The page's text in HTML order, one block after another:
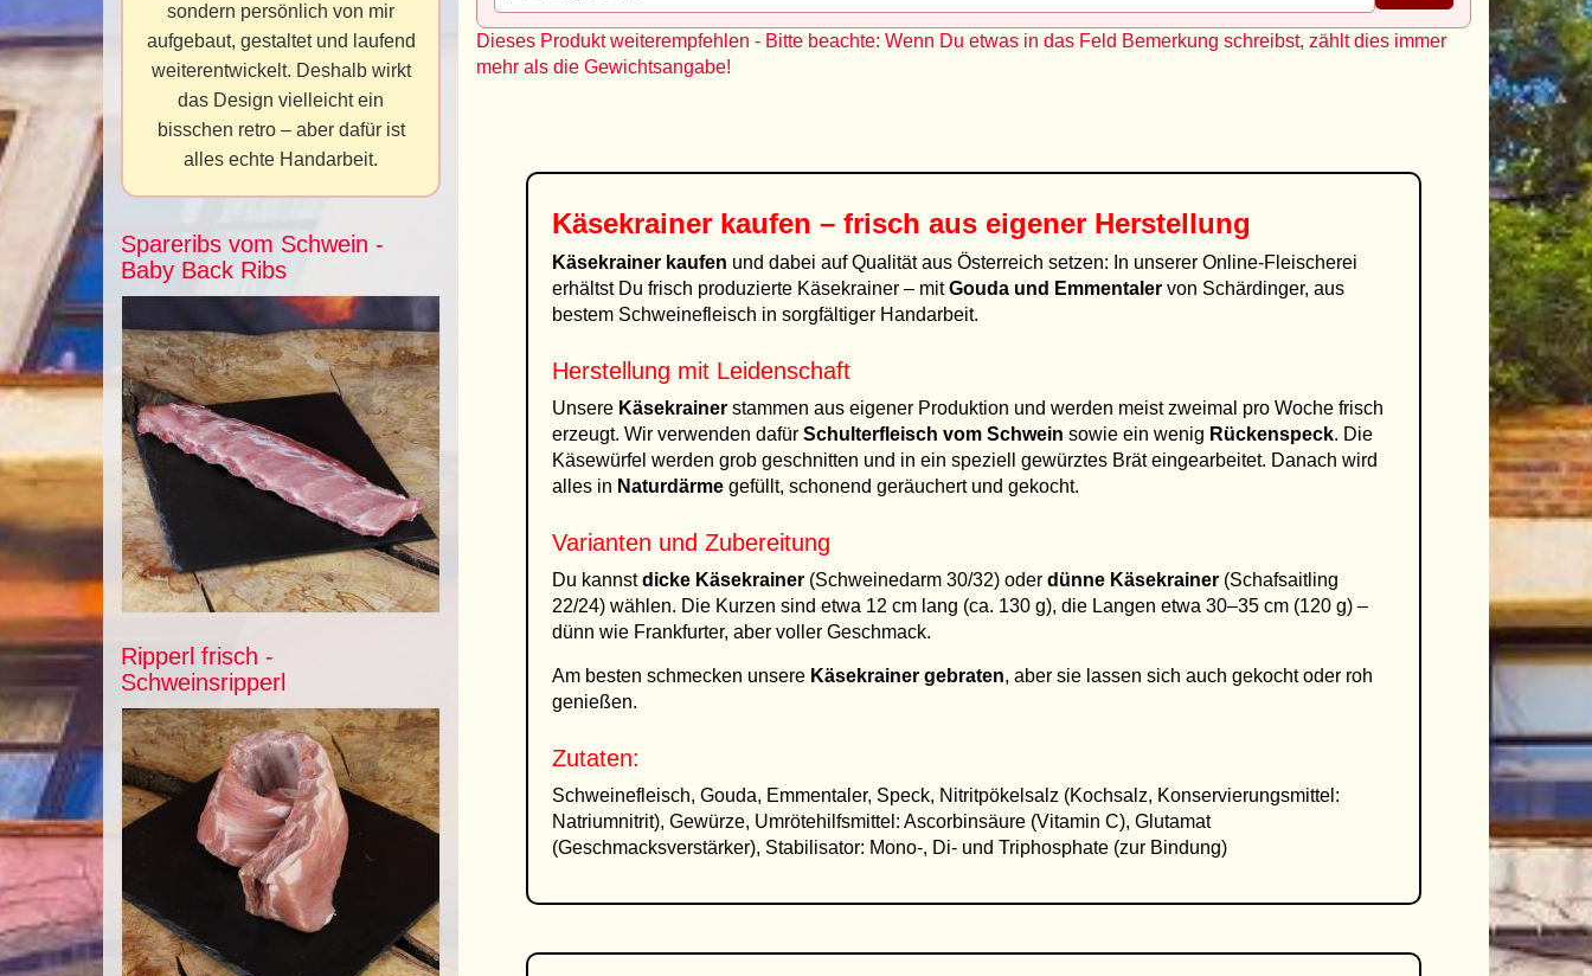
sondern persönlich von mir
aufgebaut, gestaltet und laufend
weiterentwickelt. Deshalb wirkt
das Design vielleicht ein
bisschen retro – aber dafür ist
alles echte Handarbeit.
Spareribs vom Schwein -
Baby Back Ribs
Ripperl frisch -
Schweinsripperl
Dieses Produkt weiterempfehlen - Bitte beachte: Wenn Du etwas in das Feld Bemerkung schreibst, zählt dies immer
mehr als die Gewichtsangabe!
Käsekrainer kaufen – frisch aus eigener Herstellung
Käsekrainer kaufen und dabei auf Qualität aus Österreich setzen: In unserer Online-Fleischerei
erhältst Du frisch produzierte Käsekrainer – mitGouda und Emmentaler von Schärdinger, aus
bestem Schweinefleisch in sorgfältiger Handarbeit.
Herstellung mit Leidenschaft
Unsere Käsekrainer stammen aus eigener Produktion und werden meist zweimal pro Woche frisch
erzeugt. Wir verwenden dafür Schulterfleisch vom Schwein sowie ein wenig Rückenspeck. Die
Käsewürfel werden grob geschnitten und in ein speziell gewürztes Brät eingearbeitet. Danach wird
alles in Naturdärme gefüllt, schonend geräuchert und gekocht.
Varianten und Zubereitung
Du kannstdicke Käsekrainer (Schweinedarm 30/32) oder dünne Käsekrainer (Schafsaitling
22/24) wählen. Die Kurzen sind etwa 12 cm lang (ca. 130 g), die Langen etwa 30–35 cm (120 g) –
dünn wie Frankfurter, aber voller Geschmack.
Am besten schmecken unsere Käsekrainer gebraten, aber sie lassen sich auch gekocht oder roh
genießen.
Zutaten:
Schweinefleisch, Gouda, Emmentaler, Speck, Nitritpökelsalz (Kochsalz, Konservierungsmittel:
Natriumnitrit), Gewürze, Umrötehilfsmittel: Ascorbinsäure (Vitamin C), Glutamat
(Geschmacksverstärker), Stabilisator: Mono-, Di- und Triphosphate (zur Bindung)